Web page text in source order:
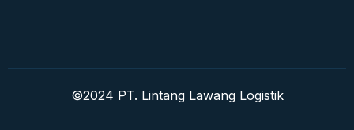
©2024 PT. Lintang Lawang Logistik